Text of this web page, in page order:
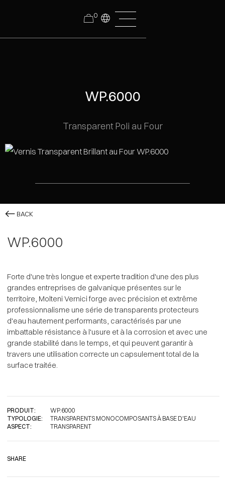
0
WP.6000
Transparent Poli au Four
BACK
WP.6000
Forte d'une très longue et experte tradition d'une des plus
grandes entreprises de galvanique présentes sur le
territoire, Molteni Vernici forge avec précision et extrême
professionnalisme une série de transparents protecteurs
d'eau hautement performants, caractérisés par une
imbattable résistance à l'usure et à la corrosion et avec une
grande stabilité dans le temps, et qui peuvent garantir à
travers une utilisation correcte un capsulement total de la
surface traitée.
PRODUIT:
WP.6000
TYPOLOGIE:
TRANSPARENTS MONOCOMPOSANTS À BASE D'EAU
ASPECT:
TRANSPARENT
SHARE